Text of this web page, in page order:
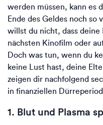
werden müssen, kann es
Ende des Geldes noch
willst du nicht, dass
nächsten Kinofilm oder
Doch was tun, wenn du
keine Lust hast, deine
zeigen dir nachfolgend
in finanziellen
1. Blut und Plasma